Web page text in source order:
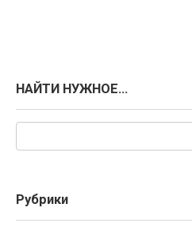
НАЙТИ НУЖНОЕ…
Рубрики